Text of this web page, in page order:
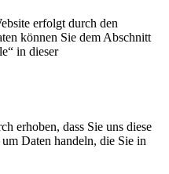
erfolgt durch den
können Sie dem Abschnitt
in dieser
erhoben, dass Sie uns diese
Daten handeln, die Sie in